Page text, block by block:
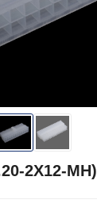
2X12-MH)